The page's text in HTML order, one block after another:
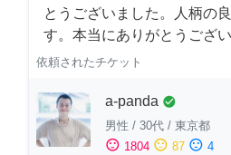
とうございました。人柄の
す。本当にありがとうござ
依頼されたチケット
a-panda check_circle
男性 / 30代 / 東京都
sentiment_satisfied 1804 sentiment_neutral 87 sentiment_dissatisfied 4